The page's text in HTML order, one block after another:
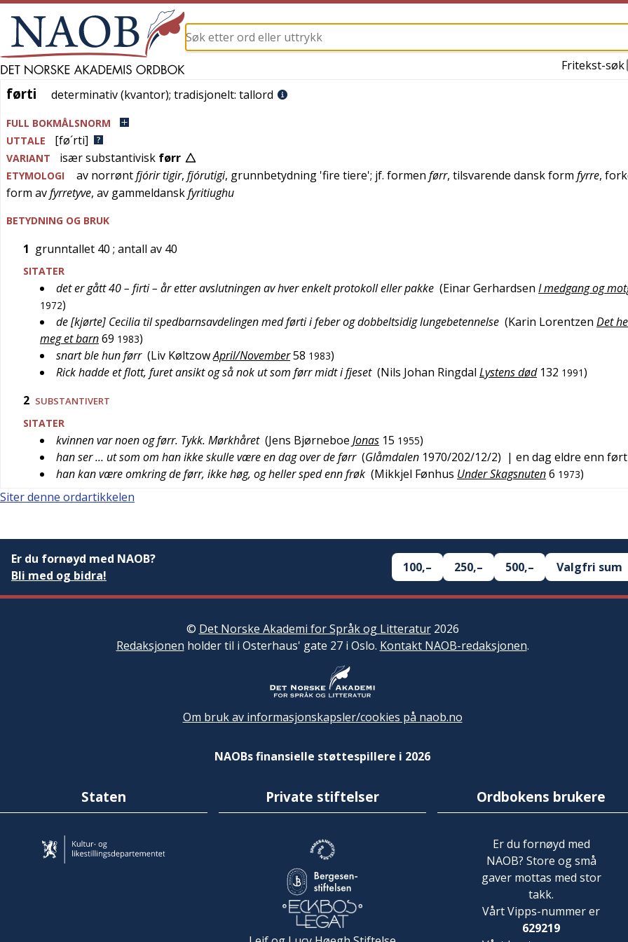
Fritekst-søk
førti
førti determinativ (kvantor); tradisjonelt: tallord
FULL BOKMÅLSNORM
UTTALE
[fø´rti]
VARIANT især substantivisk førr
ETYMOLOGI av norrøntfjórir tigir, fjórutigi, grunnbetydning 'fire tiere'; jf. formen førr, tilsvarende danskform fyrre,
form avfyrretyve, av gammeldanskfyritiughu
BETYDNING OG BRUK
1 grunntallet 40 ; antall av 40
SITATER
det er gått 40 – firti – år etter avslutningen av hver enkelt protokoll eller pakke (Einar Gerhardsen I medgang og
1972)
de [kjørte] Cecilia til spedbarnsavdelingen med førti i feber og dobbeltsidig lungebetennelse (Karin Lorentzen Det
meg et barn69 1983)
snart ble hun førr (Liv KøltzowApril/November58 1983)
Rick hadde et flott, furet ansikt og så nok ut som førr midt i fjeset (Nils Johan Ringdal Lystens død 132 1991)
2 SUBSTANTIVERT
SITATER
kvinnen var noen og førr. Tykk. Mørkhåret (Jens Bjørneboe Jonas 15 1955)
han ser … ut som om han ikke skulle være en dag over de førr (Glåmdalen 1970/202/12/2) | en dag eldre enn
han kan være omkring de førr, ikke høg, og heller sped enn frøk (Mikkjel Fønhus Under Skagsnuten6 1973)
Siter denne ordartikkelen
Er du fornøyd med NAOB?
Bli med og bidra!
100,– 250,– 500,– Valgfri sum
© Det Norske Akademi for Språk og Litteratur2026
Redaksjonen holder til i Osterhaus' gate 27 i Oslo. Kontakt NAOB-redaksjonen.
Om bruk av informasjonskapsler/cookies på naob.no
NAOBs finansielle støttespillere i 2026
Staten Private stiftelser Ordbokens brukere
Er du fornøyd med
NAOB? Store og små
gaver mottas med stor
takk.
Vårt Vipps-nummer er
629219